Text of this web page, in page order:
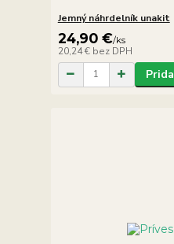
Jemný náhrdelník unakit
24,90 €/ks
20,24 € bez DPH